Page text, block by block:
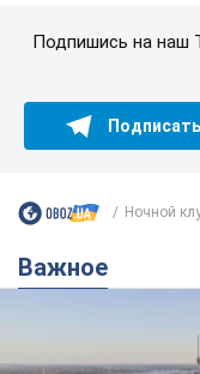
Украины и
империя: об
Государственным
и припев песни